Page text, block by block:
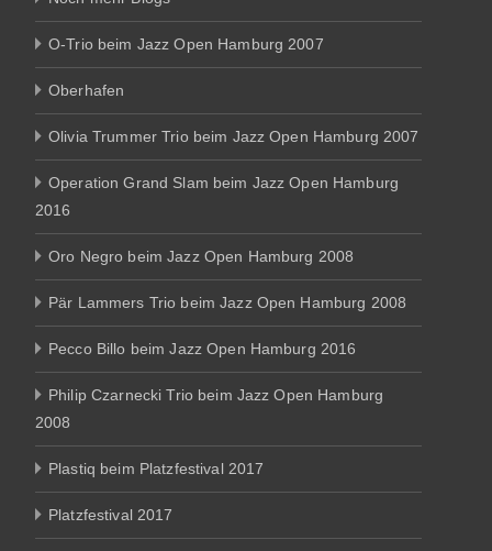
O-Trio beim Jazz Open Hamburg 2007
Oberhafen
Olivia Trummer Trio beim Jazz Open Hamburg 2007
Operation Grand Slam beim Jazz Open Hamburg
2016
Oro Negro beim Jazz Open Hamburg 2008
Pär Lammers Trio beim Jazz Open Hamburg 2008
Pecco Billo beim Jazz Open Hamburg 2016
Philip Czarnecki Trio beim Jazz Open Hamburg
2008
Plastiq beim Platzfestival 2017
Platzfestival 2017